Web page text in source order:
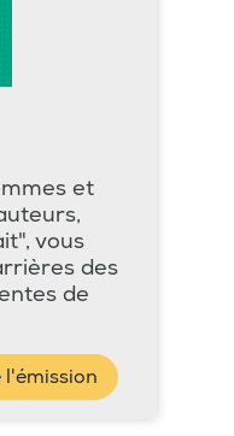
et
vous
des
de
l'émission